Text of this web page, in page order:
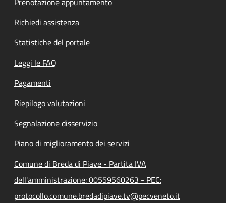
Richiedi assistenza
Statistiche del portale
Leggi le FAQ
Pagamenti
Riepilogo valutazioni
Segnalazione disservizio
Piano di miglioramento dei servizi
Comune di Breda di Piave - Partita IVA
dell'amministrazione: 00559560263 - PEC:
protocollo.comune.bredadipiave.tv@pecveneto.it